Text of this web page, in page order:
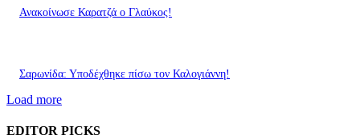
Ανακοίνωσε Καρατζά ο Γλαύκος!
Σαρωνίδα: Υποδέχθηκε πίσω τον Καλογιάννη!
Load more
EDITOR PICKS